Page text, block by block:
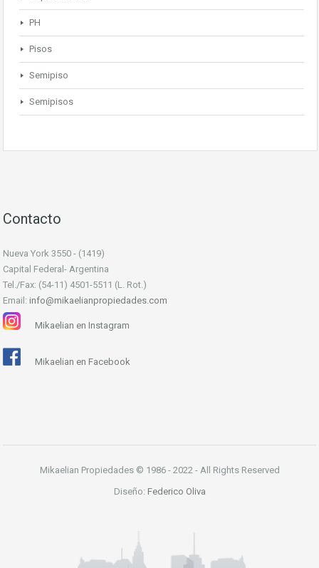
PH
Pisos
Semipiso
Semipisos
Contacto
Nueva York 3550 - (1419)
Capital Federal- Argentina
Tel./Fax: (54-11) 4501-5511 (L. Rot.)
Email: info@mikaelianpropiedades.com
Mikaelian en Instagram
Mikaelian en Facebook
Mikaelian Propiedades © 1986 - 2022 - All Rights Reserved
Diseño: Federico Oliva